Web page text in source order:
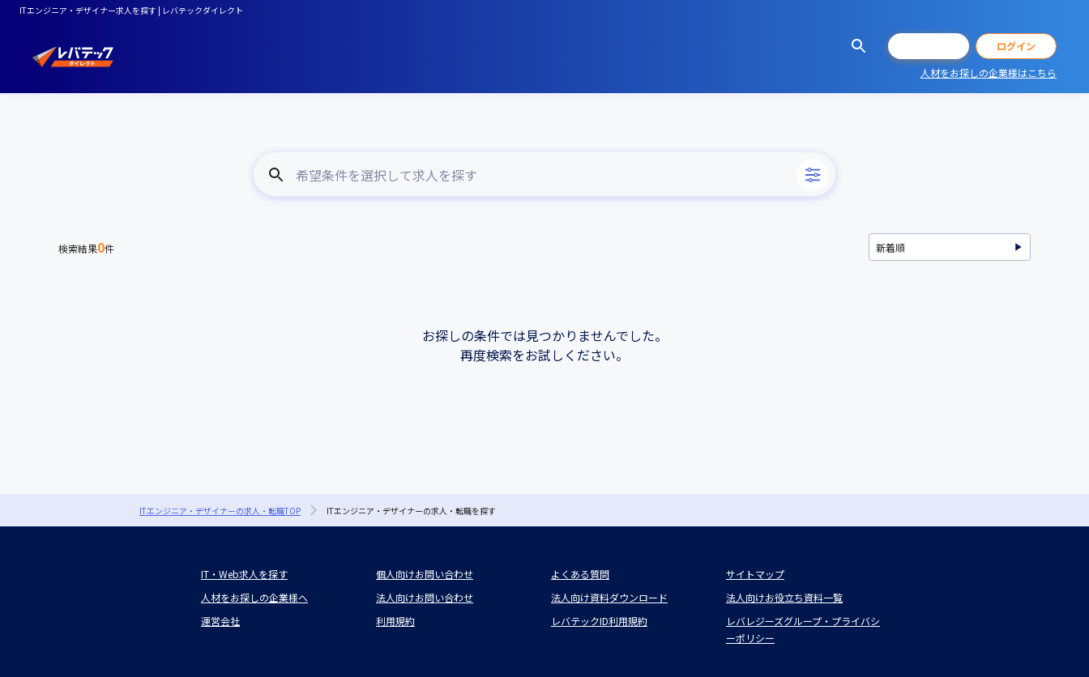
ITエンジニア・デザイナー求人を探す | レバテックダイレクト
ログイン
人材をお探しの企業様はこちら
希望条件を選択して求人を探す
検索結果0件
お探しの条件では見つかりませんでした。
再度検索をお試しください。
ITエンジニア・デザイナーの求人・転職TOP ITエンジニア・デザイナーの求人・転職を探す
IT・Web求人を探す 個人向けお問い合わせ よくある質問
サイトマップ
人材をお探しの企業様へ
法人向けお問い合わせ 法人向け資料ダウンロード
法人向けお役立ち資料一覧
運営会社
利用規約 レバテックID利用規約
レバレジーズグループ・プライバシ
ーポリシー